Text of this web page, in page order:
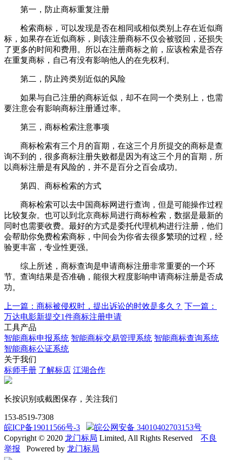
第一，防止商标重复注册
检索商标，可以发现是否在相同或相似类别上存在近似商
标，如果存在近似商标，则该注册商标不仅会被驳回，还损失
了更多的时间和费用。所以在注册商标之前，应该检索是否存
在重复商标，自己有没有影响他人的在先权利。
第二，防止跨类别近似的风险
如果与自己注册的商标近似，却不在同一个类别上，也需
要注意会有影响商标注册通过率。
第三，商标检索注意事项
商标检索有三个月的盲期，在这三个月所提交的商标是查
询不到的，很多商标注册失败都是因为有这三个月的盲期，所
以商标注册是有风险的，并不是百分之百会成功。
第四、商标检索的方式
商标检索可以去中国商标网进行查询，但是可能操作过程
比较复杂。也可以到北京商标局进行商标检索，数据是最新的
同时也需要收费。最好的方式是委托代理机构进行注册，他们
会帮助你免费检索商标，中间会为你省去很多繁琐的过程，经
验更丰富，专业性更强。
综上所述，商标查询是申请商标注册非常重要的一个环
节。查询结果是否准确，能很大程度影响申请商标注册是否成
功。
上一篇：商标被侵权时，提出诉讼的时效是多久？ 下一篇：
万达电影新提交1件商标注册申请
工具产品
智能商标申报系统 智能商标交易管理系统 智能商标查询系统
智能商标公证系统
关于我们
标师手册 了解标店 江湖合作
长按识别或截图保存，关注我们
153-8519-7308
皖ICP备19011566号-3
皖公网安备 34010402703153号
Copyright © 2020 龙门标局 Limited, All Rights Reserved 不良
举报 Powered by 龙门标局